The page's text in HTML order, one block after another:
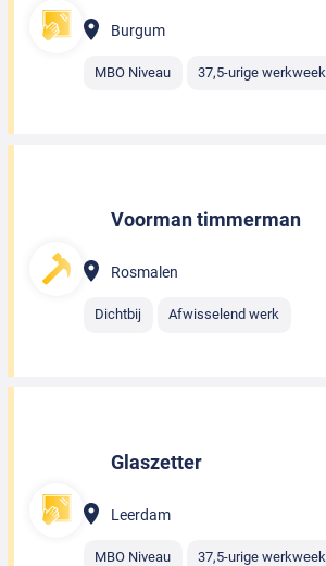
Burgum
MBO Niveau 37,5-urige werkweek
Voorman timmerman
Rosmalen
Dichtbij Afwisselend werk
Glaszetter
Leerdam
MBO Niveau 37,5-urige werkweek